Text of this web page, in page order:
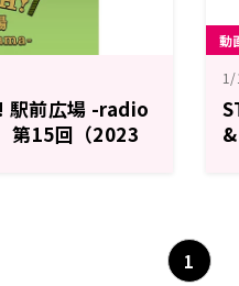
駅前広場 -radio
15回（2023
動
1/
1